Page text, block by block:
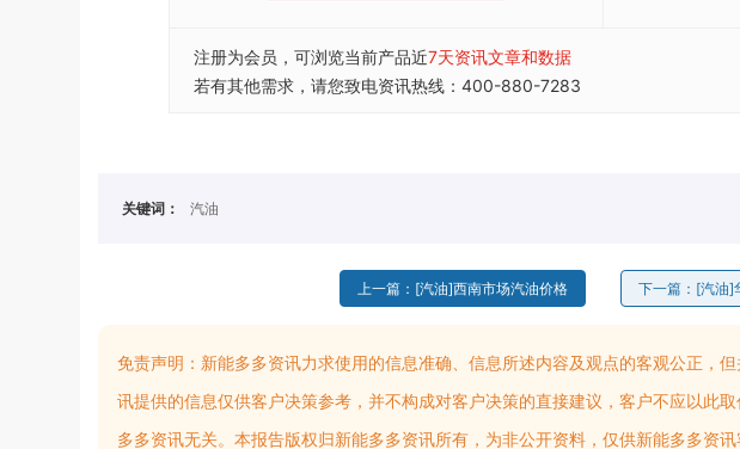
注册为会员，可浏览当前产品近7天资讯文章和数据
若有其他需求，请您致电资讯热线：400-880-7283
关键词： 汽油
上一篇：[汽油]西南市场汽油价格 下一篇：[汽油]
免责声明： 新能多多资讯力求使用的信息准确、信息所述内容及观点的客观公正，
讯提供的信息仅供客户决策参考，并不构成对客户决策的直接建议，客户不应以此
多多资讯无关。本报告版权归新能多多资讯所有，为非公开资料，仅供新能多多资